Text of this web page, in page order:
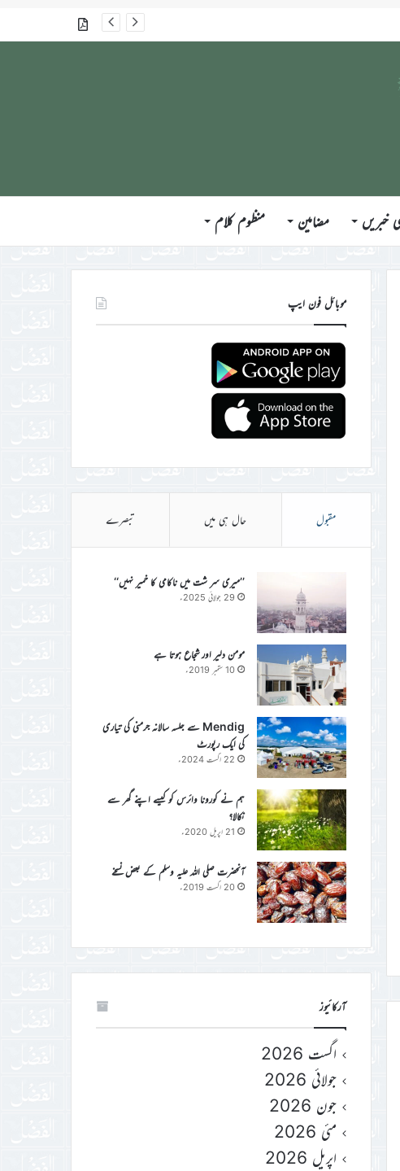
گذشتہ شمارے
خبریں مضامین منظوم کلام
موبائل فون ایپ
مقبول حال ہی میں تبصرے
’’میری سر شت میں ناکامی کا خمیر نہیں‘‘
29 جولائی 2025ء
مومن دلیر اور شجاع ہوتا ہے
10 ستمبر 2019ء
Mendig سے جلسہ سالانہ جرمنی کی تیاری
کی ایک رپورٹ
22 اگست 2024ء
ہم نے کورونا وائرس کو کیسے اپنے گھر سے
نکالا؟
21 اپریل 2020ء
آنحضرت صلی اللہ علیہ وسلم کے بعض نسخے
20 اگست 2019ء
آرکائیوز
اگست 2026
جولائی 2026
جون 2026
مئی 2026
اپریل 2026